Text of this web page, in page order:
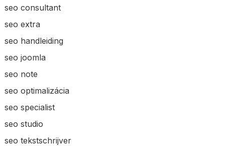
seo consultant
seo extra
seo handleiding
seo joomla
seo note
seo optimalizácia
seo specialist
seo studio
seo tekstschrijver